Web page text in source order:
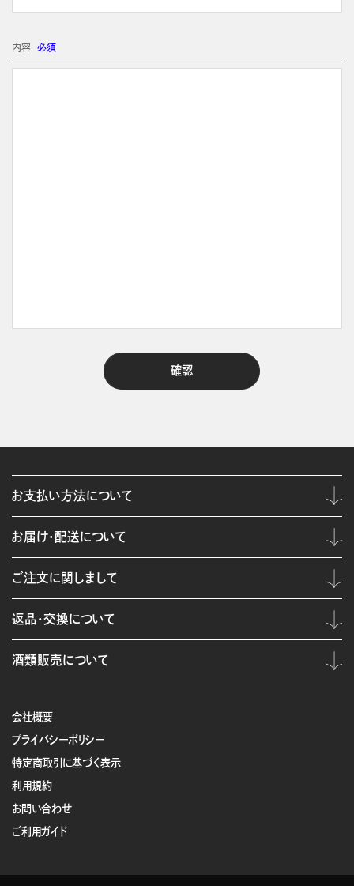
内容 必須
会社概要
プライバシーポリシー
特定商取引に基づく表示
利用規約
お問い合わせ
ご利用ガイド
お支払い方法について
お届け・配送について
ご注文に関しまして
返品・交換について
酒類販売について